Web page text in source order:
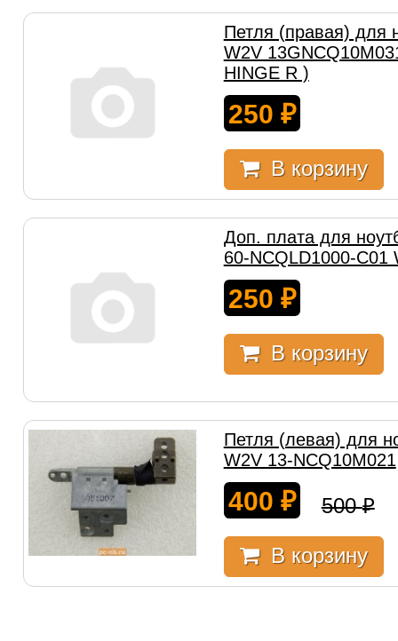
Петля (правая) для
W2V
HINGE R )
250 ₽
В корзину
Доп. плата для
60-NCQLD1000-C01
250 ₽
В корзину
Петля (левая) для
W2V 13-NCQ10M021
400 ₽ 500₽
В корзину